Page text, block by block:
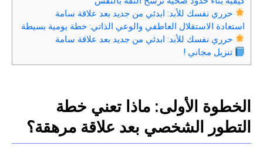
حرري نفسك للأبد: ابدئي من جديد بعد علاقة سامة
استعادة الاستقلال العاطفي والوعي الذاتي: خطة يومية بسيطة
حرري نفسك للأبد: ابدئي من جديد بعد علاقة سامة
تنزيل مجاني !
الخطوة الأولى: ماذا تعني خطة
التطور الشخصي بعد علاقة مرهقة؟